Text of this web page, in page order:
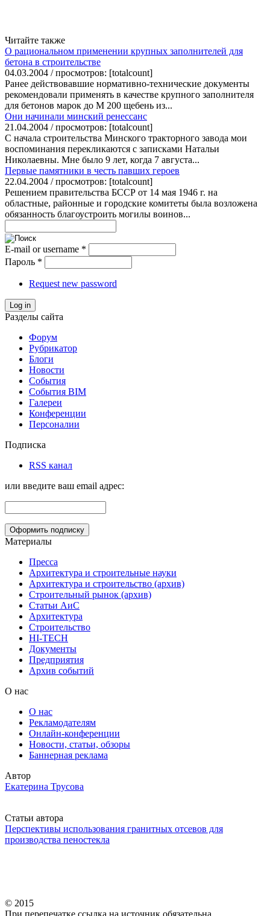
Читайте также
О рациональном применении крупных заполнителей для
бетона в строительстве
04.03.2004 / просмотров: [totalcount]
Ранее действовавшие нормативно-технические документы
рекомендовали применять в качестве крупного заполнителя
для бетонов марок до М 200 щебень из...
Они начинали минский ренессанс
21.04.2004 / просмотров: [totalcount]
С начала строительства Минского тракторного завода мои
воспоминания перекликаются с записками Натальи
Николаевны. Мне было 9 лет, когда 7 августа...
Первые памятники в честь павших героев
22.04.2004 / просмотров: [totalcount]
Решением правительства БССР от 14 мая 1946 г. на
областные, районные и городские комитеты была возложена
обязанность благоустроить могилы воинов...
E-mail or username *
Пароль *
Request new password
Log in
Разделы сайта
Форум
Рубрикатор
Блоги
Новости
События
События BIM
Галереи
Конференции
Персоналии
Подписка
RSS канал
или введите ваш email адрес:
Материалы
Пресса
Архитектура и строительные науки
Архитектура и строительство (архив)
Строительный рынок (архив)
Статьи АиС
Архитектура
Строительство
HI-TECH
Документы
Предприятия
Архив событий
О нас
О нас
Рекламодателям
Онлайн-конференции
Новости, статьи, обзоры
Баннерная реклама
Автор
Екатерина Трусова
Статьи автора
Перспективы использования гранитных отсевов для
производства пеностекла
© 2015
При перепечатке ссылка на источник обязательна